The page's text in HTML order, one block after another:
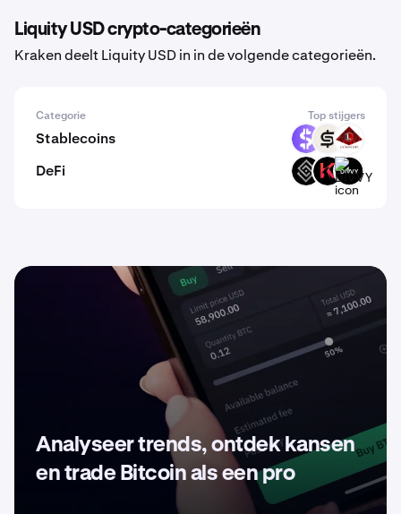
Liquity USD crypto-categorieën
Kraken deelt Liquity USD in in de volgende categorieën.
Categorie Top stijgers
Stablecoins USDR CASH USAD
DeFi DECT KAR DIVVY
Analyseer trends, ontdek kansen
en trade Bitcoin als een pro